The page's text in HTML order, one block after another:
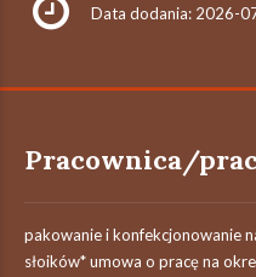
Data dodania: 2026-
Pracownica/
pakowanie i konfekcjonowanie
słoików* umowa o pracę na